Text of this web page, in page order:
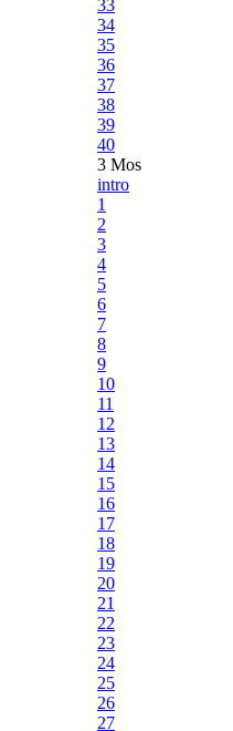
33
34
35
36
37
38
39
40
3 Mos
intro
1
2
3
4
5
6
7
8
9
10
11
12
13
14
15
16
17
18
19
20
21
22
23
24
25
26
27